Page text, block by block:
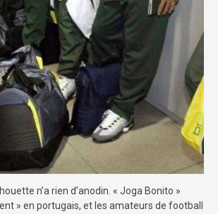
n’a rien d’anodin. « Joga Bonito »
» en portugais, et les amateurs de football